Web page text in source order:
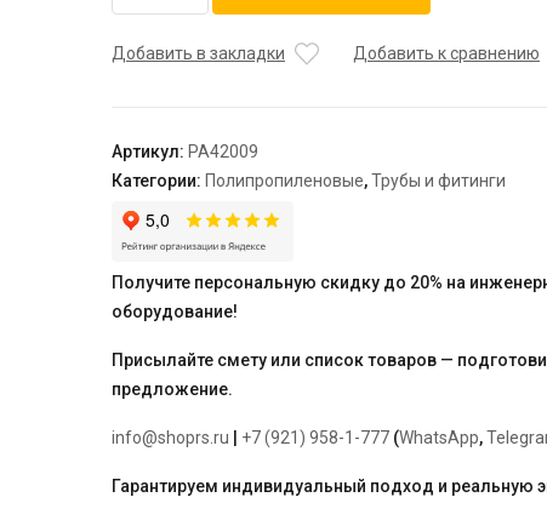
90
AQUA"
Добавить в закладки Добавить к сравнению
Артикул: PA42009
Категории: Полипропиленовые,Трубы и фитинги
Получите персональную скидку до 20% на
оборудование!
Присылайте смету или список товаров —
предложение.
info@shoprs.ru +7 (921) 958-1-777 (WhatsApp,
Гарантируем индивидуальный подход и реальную